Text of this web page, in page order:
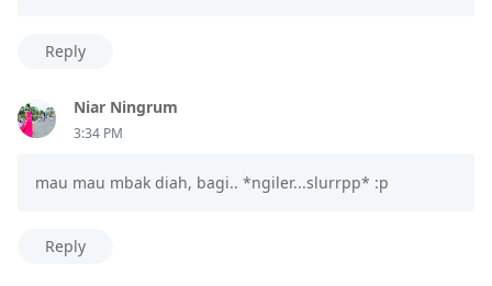
Reply
Niar Ningrum
3:34 PM
mau mau mbak diah, bagi.. *ngiler...slurrpp* :p
Reply